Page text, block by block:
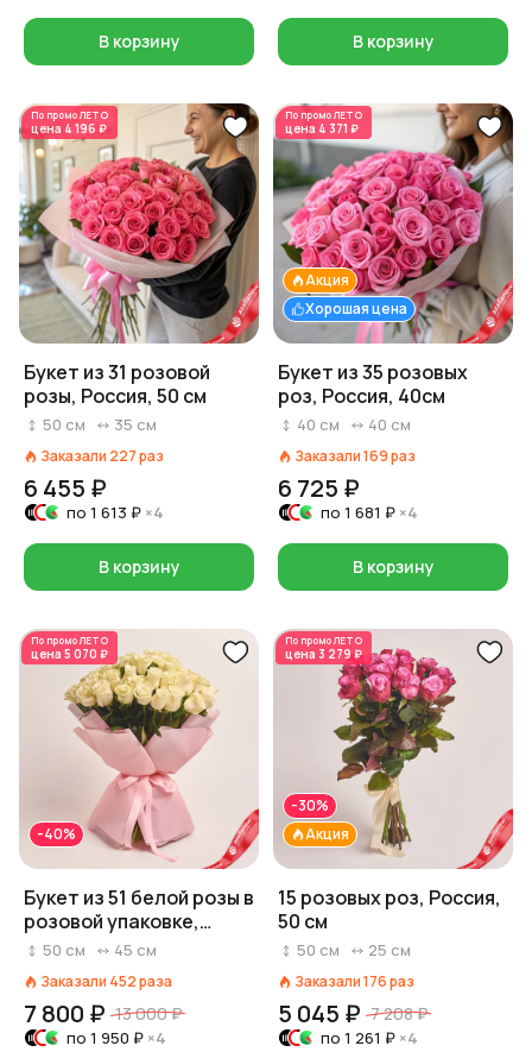
В корзину В корзину
По промоЛЕТО
цена 4 196 ₽
Букет из 31 розовой
розы, Россия, 50 см
50 см 35 см
Заказали 227раз
6 455 ₽
по 1 613 ₽ ×4
В корзину
По промоЛЕТО
цена 4 371 ₽
Хорошая цена
Акция
Букет из 35 розовых
роз, Россия, 40см
40 см 40 см
Заказали169раз
6 725 ₽
по 1 681 ₽ ×4
В корзину
По промоЛЕТО
цена 5 070 ₽
-40%
Букет из 51 белой розы в
розовой упаковке,
Россия, 50 см
50 см 45 см
Заказали 452раза
7 800 ₽ 13 000 ₽
по 1 950 ₽ ×4
По промоЛЕТО
цена 3 279 ₽
Акция
-30%
15 розовых роз, Россия,
50 см
50 см 25 см
Заказали176раз
5 045 ₽ 7 208 ₽
по 1 261 ₽ ×4